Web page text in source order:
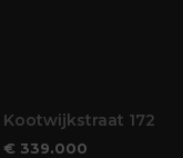
Kootwijkstraat 172
€ 339.000